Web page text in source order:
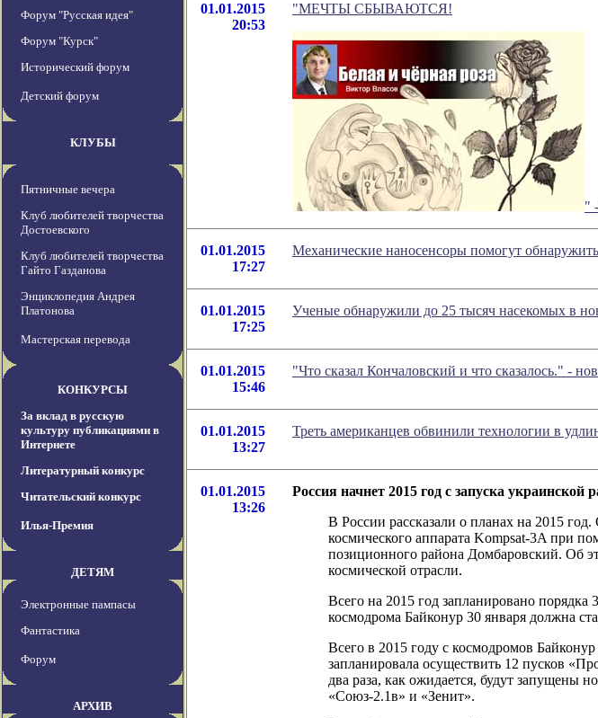
Форум "Русская идея"
Форум "Курск"
Исторический форум
Детский форум
КЛУБЫ
Пятничные вечера
Клуб любителей творчества
Достоевского
Клуб любителей творчества
Гайто Газданова
Энциклопедия Андрея
Платонова
Мастерская перевода
КОНКУРСЫ
За вклад в русскую
культуру публикациями в
Интернете
Литературный конкурс
Читательский конкурс
Илья-Премия
ДЕТЯМ
Электронные пампасы
Фантастика
Форум
АРХИВ
01.01.2015
20:53
"МЕЧТЫ СБЫВАЮТСЯ!
"
01.01.2015
17:27
Механические наносенсоры помогут
01.01.2015
17:25
Ученые обнаружили до 25 тысяч насекомых в
01.01.2015
15:46
"Что сказал Кончаловский и что сказалось." -
01.01.2015
13:27
Треть американцев обвинили технологии в
01.01.2015
13:26
Россия начнет 2015 год с запуска украинской
В России рассказали о планах на 2015
космического аппарата Kompsat-3A при
позиционного района Домбаровский. Об
космической отрасли.
Всего на 2015 год запланировано порядка
космодрома Байконур 30 января должна
Всего в 2015 году с космодромов
запланировала осуществить 12 пусков
два раза, как ожидается, будут
«Союз-2.1в» и «Зенит».